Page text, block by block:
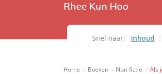
Rhee Kun Hoo
Snel naar: Inhoud
Home Boeken Non-fictie Als